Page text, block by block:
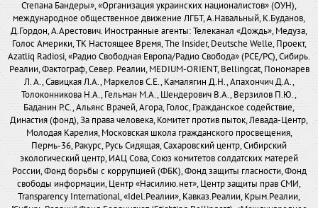
Степана Бандеры», «Организация украинских националистов» (ОУН),
международное общественное движение ЛГБТ, А.Навальный, К.Буданов,
Д.Гордон, А.Арестович. Иностранные агенты: Телеканал «Дождь», Медуза,
Голос Америки, ТК Настоящее Время, The Insider, Deutsche Welle, Проект,
Azatliq Radiosi, «Радио Свободная Европа/Радио Свобода» (PCE/PC), Сибирь.
Реалии, Фактограф, Север. Реалии, MEDIUM-ORIENT, Bellingcat, Пономарев
Л. А., Савицкая Л.А., Маркелов С.Е., Камалягин Д.Н., Апахончич Д.А.,
Толоконникова Н.А., Гельман М.А., Шендерович В.А., Верзилов П.Ю.,
Баданин Р.С., Альянс Врачей, Агора, Голос, Гражданское содействие,
Династия (фонд), За права человека, Комитет против пыток, Левада-Центр,
Молодая Карелия, Московская школа гражданского просвещения,
Пермь-36, Ракурс, Русь Сидящая, Сахаровский центр, Сибирский
экологический центр, ИАЦ Сова, Союз комитетов солдатских матерей
России, Фонд борьбы с коррупцией (ФБК), Фонд защиты гласности, Фонд
свободы информации, Центр «Насилию.нет», Центр защиты прав СМИ,
Transparency International, «Idel.Реалии», Кавказ.Реалии, Крым.Реалии,